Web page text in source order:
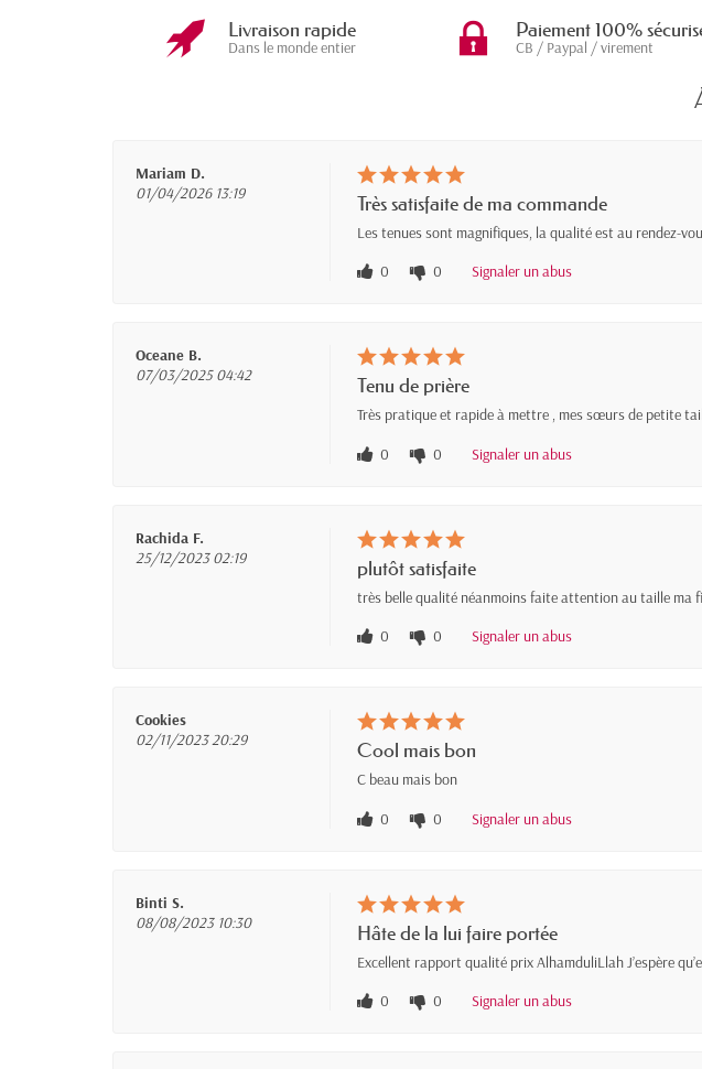
Livraison rapide
Dans le monde entier
Paiement 100%
CB / Paypal / virement
Mariam D.
01/04/2026 13:19
Très satisfaite de ma commande
Les tenues sont magnifiques, la qualité est au rendez-
0
0 Signaler un abus
Oceane B.
07/03/2025 04:42
Tenu de prière
Très pratique et rapide à mettre , mes sœurs de petite
0
0 Signaler un abus
Rachida F.
25/12/2023 02:19
plutôt satisfaite
très belle qualité néanmoins faite attention au taille ma
0
0 Signaler un abus
Cookies
02/11/2023 20:29
Cool mais bon
C beau mais bon
0
0 Signaler un abus
Binti S.
08/08/2023 10:30
Hâte de la lui faire portée
Excellent rapport qualité prix AlhamduliLlah J’espère
0
0 Signaler un abus